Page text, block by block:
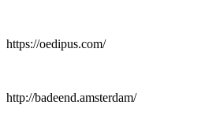
https://oedipus.com/
http://badeend.amsterdam/